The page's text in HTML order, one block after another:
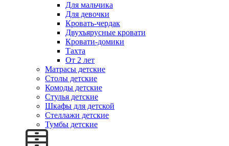
Для мальчика
Для девочки
Кровать-чердак
Двухъярусные кровати
Кровати-домики
Тахта
От 2 лет
Матрасы детские
Столы детские
Комоды детские
Стулья детские
Шкафы для детской
Стеллажи детские
Тумбы детские